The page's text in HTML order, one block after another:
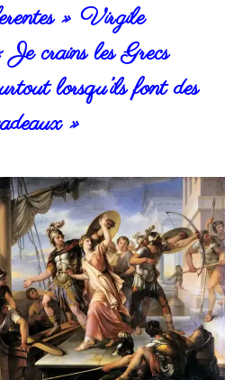
» Virgile
Je crains les Grecs
lorsqu’ils font des
»